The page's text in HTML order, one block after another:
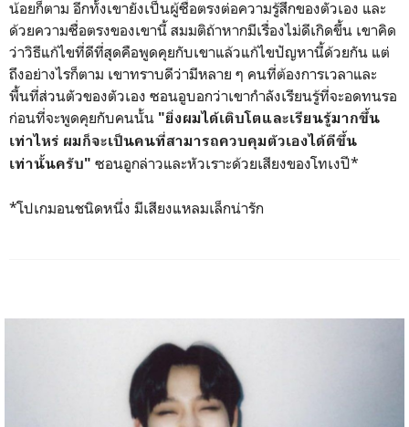
น้อยก็ตาม อีกทั้งเขายังเป็นผู้ซื่อตรงต่อความรู้สึกของตัวเอง และ
ด้วยความซื่อตรงของเขานี้ สมมติถ้าหากมีเรื่องไม่ดีเกิดขึ้น เขาคิด
ว่าวิธีแก้ไขที่ดีที่สุดคือพูดคุยกับเขาแล้วแก้ไขปัญหา​นี้ด้วยกัน แต่
ถึงอย่างไรก็ตาม เขาทราบดีว่ามีหลาย ๆ คนที่ต้องการเวลาและ
พื้นที่ส่วนตัวของตัวเอง ซอนอูบอกว่าเขากำลังเรียนรู้ที่จะอดทนรอ
ก่อนที่จะพูดคุยกับคนนั้น "ยิ่งผมได้เติบโตและเรียนรู้มากขึ้น
เท่าไหร่ ผมก็จะเป็นคนที่สามารถควบคุมตัวเองได้ดีขึ้น
เท่านั้นครับ" ซอนอูกล่าวและหัวเราะด้วยเสียงของโทเงปี*
*โปเกมอนชนิดหนึ่ง มีเสียงแหลมเล็กน่ารัก